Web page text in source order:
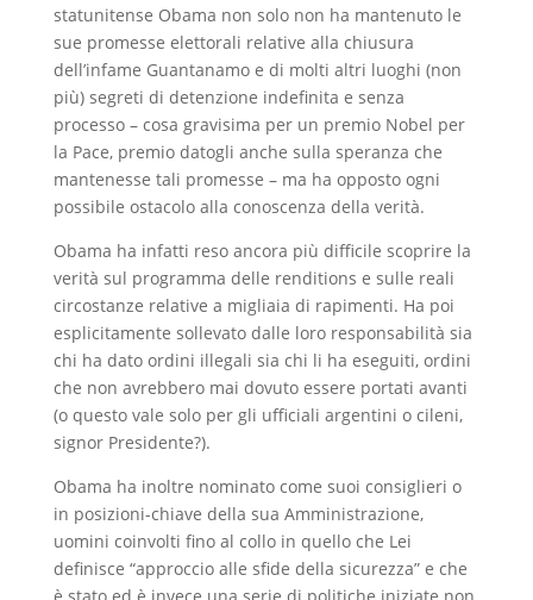
statunitense Obama non solo non ha mantenuto le
sue promesse elettorali relative alla chiusura
dell’infame Guantanamo e di molti altri luoghi (non
più) segreti di detenzione indefinita e senza
processo – cosa gravisima per un premio Nobel per
la Pace, premio datogli anche sulla speranza che
mantenesse tali promesse – ma ha opposto ogni
possibile ostacolo alla conoscenza della verità.
Obama ha infatti reso ancora più difficile scoprire la
verità sul programma delle renditions e sulle reali
circostanze relative a migliaia di rapimenti. Ha poi
esplicitamente sollevato dalle loro responsabilità sia
chi ha dato ordini illegali sia chi li ha eseguiti, ordini
che non avrebbero mai dovuto essere portati avanti
(o questo vale solo per gli ufficiali argentini o cileni,
signor Presidente?).
Obama ha inoltre nominato come suoi consiglieri o
in posizioni-chiave della sua Amministrazione,
uomini coinvolti fino al collo in quello che Lei
definisce “approccio alle sfide della sicurezza” e che